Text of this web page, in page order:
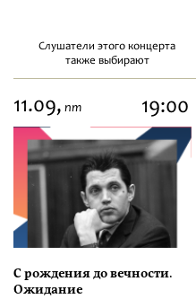
Слушатели этого концерта
также выбирают
11.09, пт 19:00
С рождения до вечности.
Ожидание